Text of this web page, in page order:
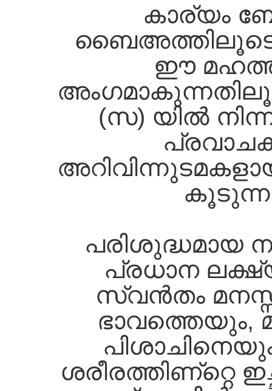
കാര്യം
ഈ
(സ) യില്‍
പരിശുദ്ധമായ
പ്രധാന
സ്വന്‍തം
ഭാവത്തെയും,
ശരീരത്തിണ്റ്റെ